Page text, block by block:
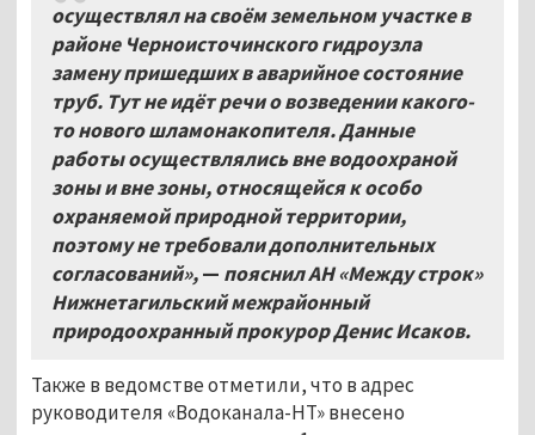
осуществлял на своём земельном участке в
районе Черноисточинского гидроузла
замену пришедших в аварийное состояние
труб. Тут не идёт речи о возведении какого-
то нового шламонакопителя. Данные
работы осуществлялись вне водоохраной
зоны и вне зоны, относящейся к особо
охраняемой природной территории,
поэтому не требовали дополнительных
согласований»,— пояснил АН «Между строк»
Нижнетагильский межрайонный
природоохранный прокурор Денис Исаков.
Также в ведомстве отметили, что в адрес
руководителя «Водоканала-НТ» внесено